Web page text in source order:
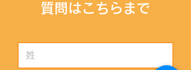
​質問はこちらまで